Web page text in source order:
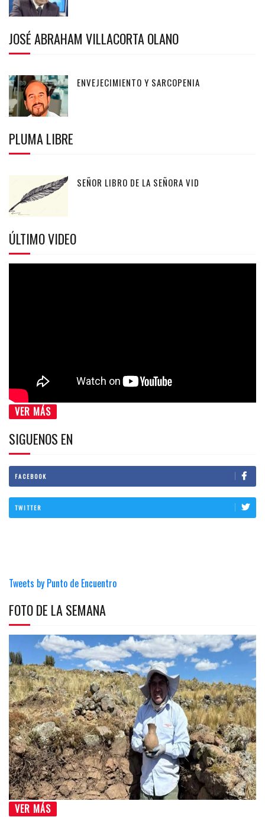
JOSÉ ABRAHAM VILLACORTA OLANO
ENVEJECIMIENTO Y SARCOPENIA
PLUMA LIBRE
SEÑOR LIBRO DE LA SEÑORA VID
ÚLTIMO VIDEO
VER MÁS
SIGUENOS EN
FACEBOOK
TWITTER
Tweets by Punto de Encuentro
FOTO DE LA SEMANA
VER MÁS